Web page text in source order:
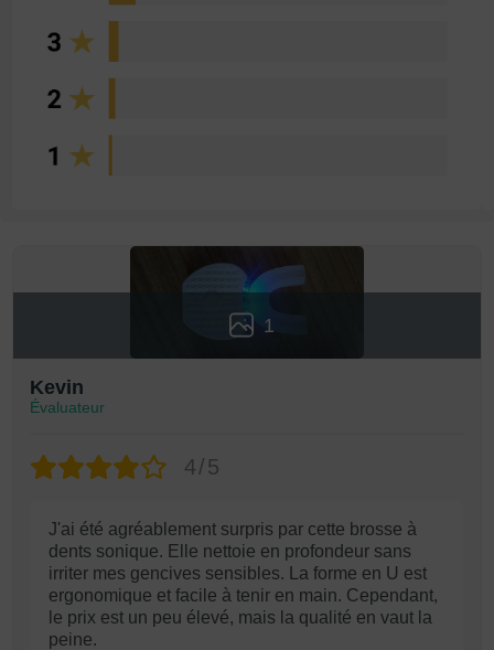
1
Kevin
Évaluateur
4/5
J'ai été agréablement surpris par cette brosse à
dents sonique. Elle nettoie en profondeur sans
irriter mes gencives sensibles. La forme en U est
ergonomique et facile à tenir en main. Cependant,
le prix est un peu élevé, mais la qualité en vaut la
peine.